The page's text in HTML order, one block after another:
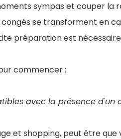
sympas et couper la
se transforment en
préparation est
commencer :
avec la présence d'un
et shopping, peut être